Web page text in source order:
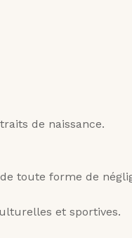
de naissance.
toute forme de
et sportives.